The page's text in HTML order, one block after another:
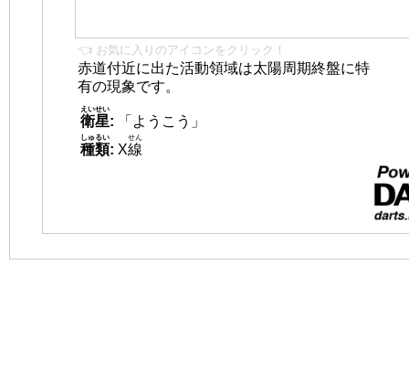
👈 お気に入りのアイコンをクリック！
赤道付近に出た活動領域は太陽周期終盤に特
有の現象です。
衛星
えいせい
:
「ようこう」
種類
しゅるい
: X線
せん